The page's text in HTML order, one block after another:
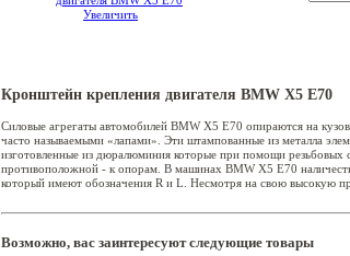
Увеличить
Кронштейн крепления двигателя BMW Х5 Е70
Силовые агрегаты автомобилей BMW Х5 Е70 опираются на
часто называемыми «лапами». Эти штампованные из металла
изготовленные из дюралюминия которые при помощи резьбовых
противоположной - к опорам. В машинах BMW Х5 Е70
который имеют обозначения R и L. Несмотря на свою высокую
Возможно, вас заинтересуют следующие товары